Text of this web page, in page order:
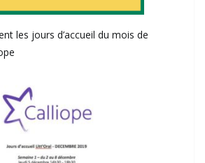
les jours d’accueil du mois de